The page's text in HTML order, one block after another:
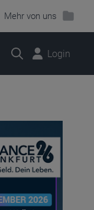
Mehr von uns
Suche Login